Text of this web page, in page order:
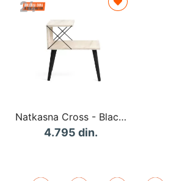
Natkasna Cross - Black, Travertine
4.795 din.